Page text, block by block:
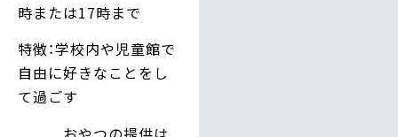
時または17時まで
特徴：学校内や児童館で
自由に好きなことをし
て過ごす